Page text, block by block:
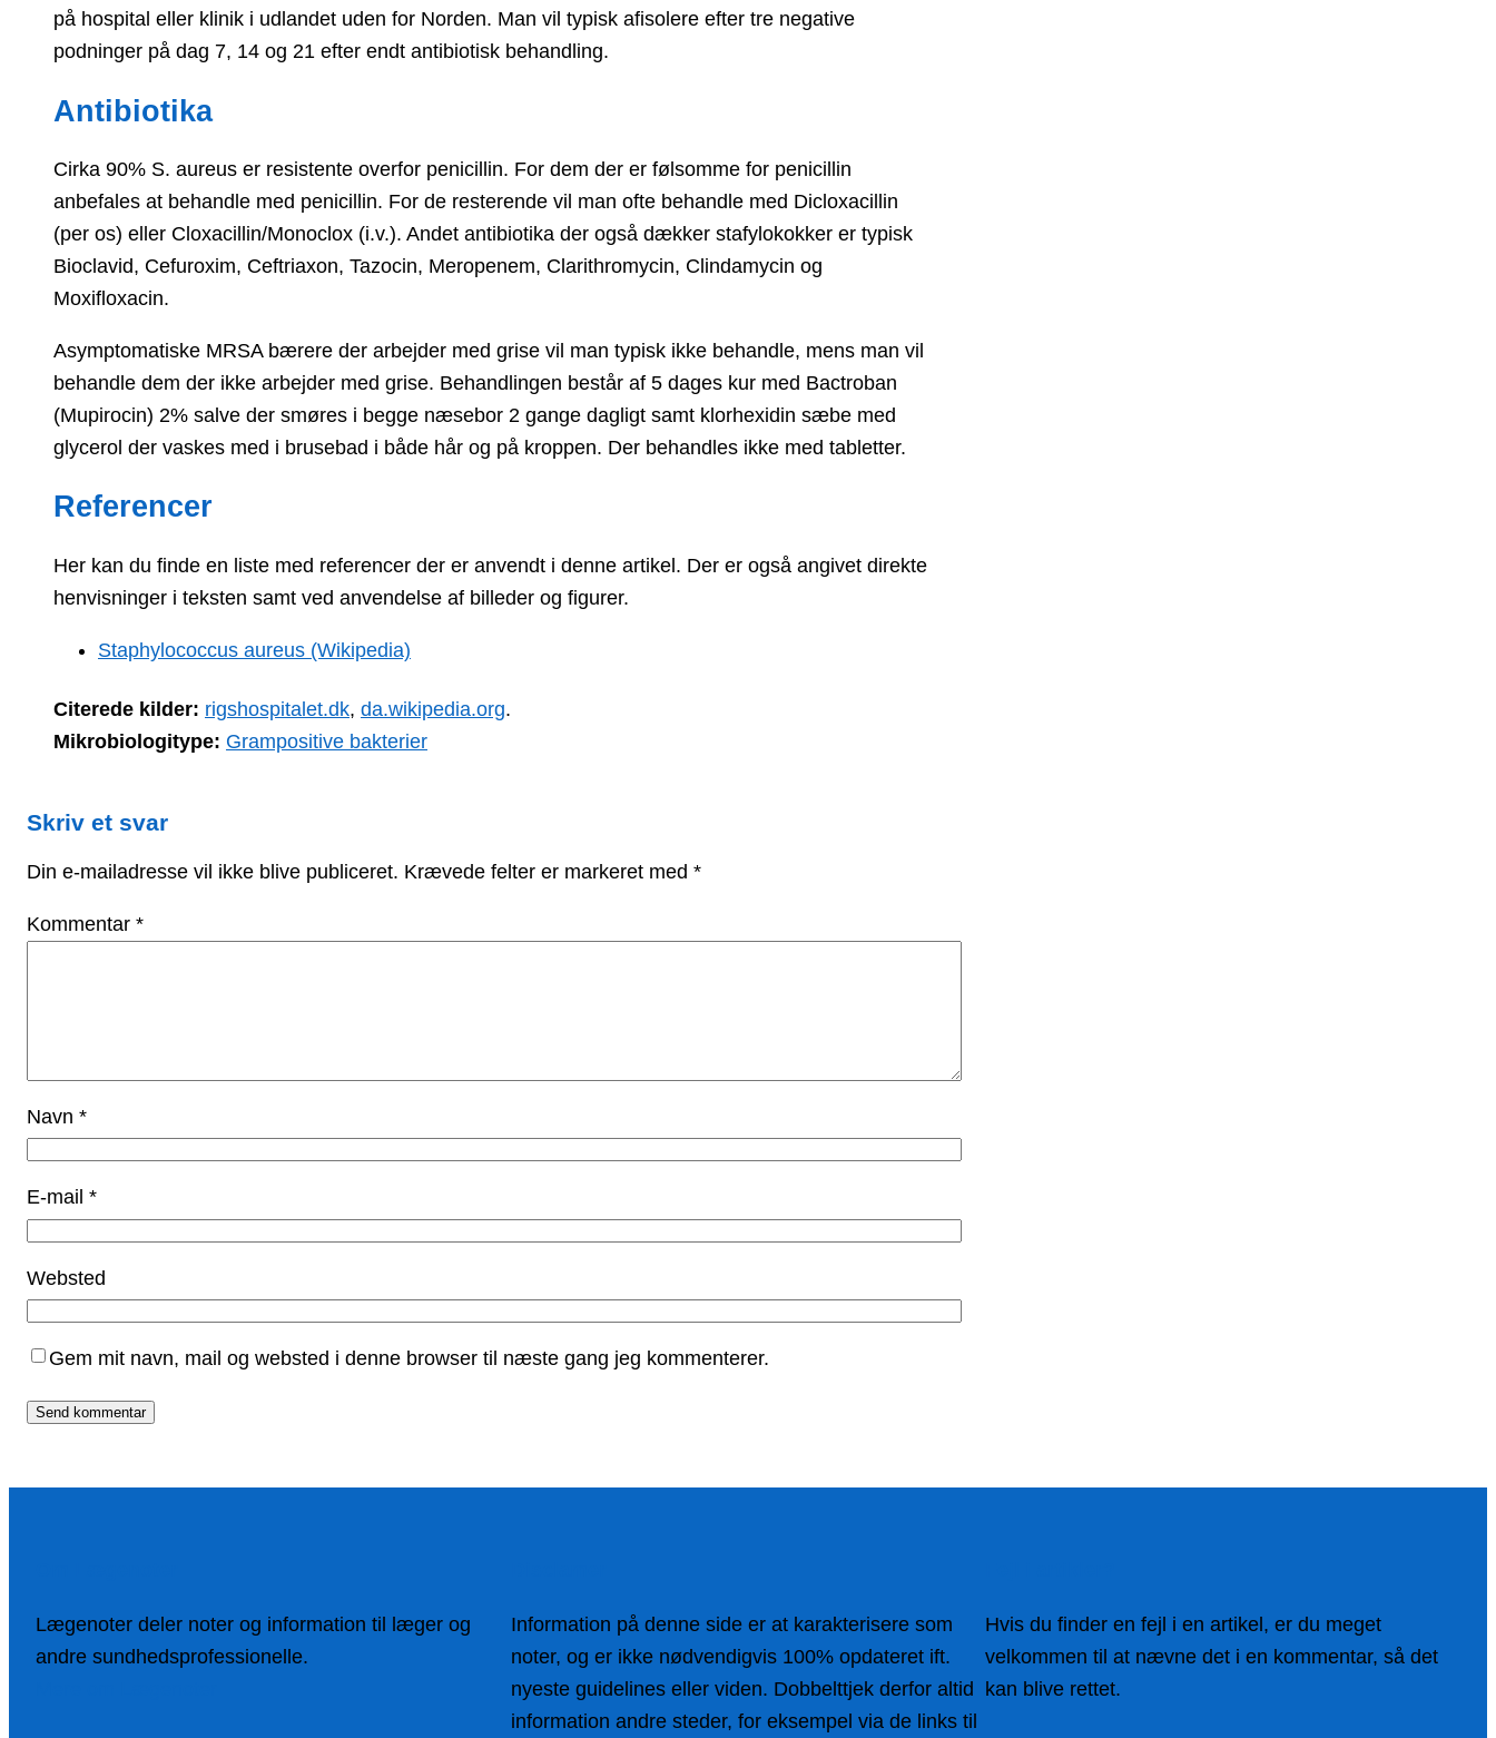
på hospital eller klinik i udlandet uden for Norden. Man vil typisk afisolere efter tre negative
podninger på dag 7, 14 og 21 efter endt antibiotisk behandling.
Antibiotika
Cirka 90% S. aureus er resistente overfor penicillin. For dem der er følsomme for penicillin
anbefales at behandle med penicillin. For de resterende vil man ofte behandle med Dicloxacillin
(per os) eller Cloxacillin/Monoclox (i.v.). Andet antibiotika der også dækker stafylokokker er typisk
Bioclavid, Cefuroxim, Ceftriaxon, Tazocin, Meropenem, Clarithromycin, Clindamycin og
Moxifloxacin.
Asymptomatiske MRSA bærere der arbejder med grise vil man typisk ikke behandle, mens man vil
behandle dem der ikke arbejder med grise. Behandlingen består af 5 dages kur med Bactroban
(Mupirocin) 2% salve der smøres i begge næsebor 2 gange dagligt samt klorhexidin sæbe med
glycerol der vaskes med i brusebad i både hår og på kroppen. Der behandles ikke med tabletter.
Referencer
Her kan du finde en liste med referencer der er anvendt i denne artikel. Der er også angivet direkte
henvisninger i teksten samt ved anvendelse af billeder og figurer.
Staphylococcus aureus (Wikipedia)
Citerede kilder: rigshospitalet.dk, da.wikipedia.org.
Mikrobiologitype: Grampositive bakterier
Skriv et svar
Din e-mailadresse vil ikke blive publiceret. Krævede felter er markeret med *
Kommentar *
Navn *
E-mail *
Websted
Gem mit navn, mail og websted i denne browser til næste gang jeg kommenterer.
Lægenoter deler noter og information til læger og
andre sundhedsprofessionelle.
Information på denne side er at karakterisere som
noter, og er ikke nødvendigvis 100% opdateret ift.
nyeste guidelines eller viden. Dobbelttjek derfor altid
information andre steder, for eksempel via de links til
Hvis du finder en fejl i en artikel, er du meget
velkommen til at nævne det i en kommentar, så det
kan blive rettet.